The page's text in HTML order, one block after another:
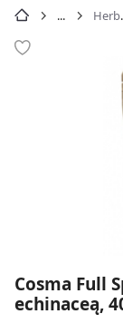
Herbaty i soki
Cosma Full
echinaceą,